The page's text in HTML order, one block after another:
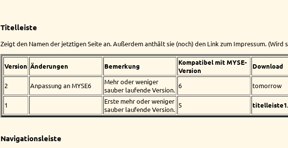
Titelleiste
Zeigt den Namen der jetztigen Seite an. Außerdem anthält sie (noch) den Link zum Impressum. (Wird
Version Änderungen Bemerkung
Kompatibel mit MYSE-
Version
Download
2 Anpassung an MYSE6
Mehr oder weniger
sauber laufende Version.
6 tomorrow
1
Erste mehr oder weniger
sauber laufende Version.
5
Navigationsleiste